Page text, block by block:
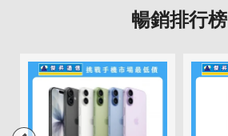
暢銷排行榜